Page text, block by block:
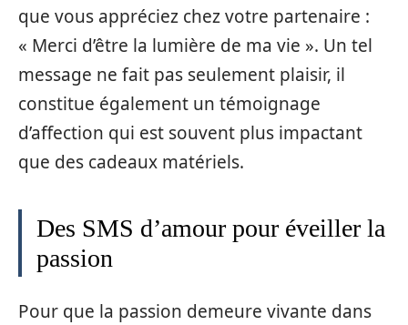
que vous appréciez chez votre partenaire :
« Merci d’être la lumière de ma vie ». Un tel
message ne fait pas seulement plaisir, il
constitue également un témoignage
d’affection qui est souvent plus impactant
que des cadeaux matériels.
Des SMS d’amour pour éveiller la
passion
Pour que la passion demeure vivante dans